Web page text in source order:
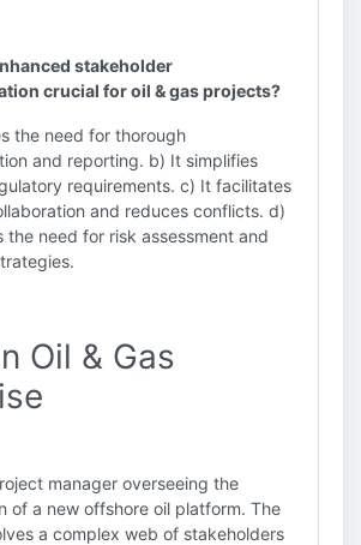
stakeholder
crucial for oil & gas projects?
the need for thorough
and reporting. b) It simplifies
requirements. c) It facilitates
and reduces conflicts. d)
the need for risk assessment and
Oil & Gas
manager overseeing the
of a new offshore oil platform. The
a complex web of stakeholders